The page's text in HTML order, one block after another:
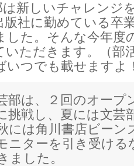
は新しいチャレンジ
版社に勤めている卒
した。そんな今年度
いただきます。（部
いつでも載せますよ
部は、２回のオープ
挑戦し、夏には文芸
には角川書店ビーン
ニターを引き受ける
ました。